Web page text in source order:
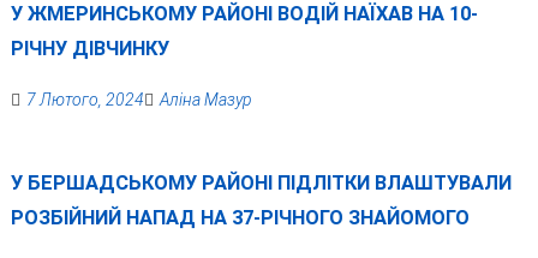
У ЖМЕРИНСЬКОМУ РАЙОНІ ВОДІЙ НАЇХАВ НА 10-
РІЧНУ ДІВЧИНКУ
7 Лютого, 2024 Аліна Мазур
У БЕРШАДСЬКОМУ РАЙОНІ ПІДЛІТКИ ВЛАШТУВАЛИ
РОЗБІЙНИЙ НАПАД НА 37-РІЧНОГО ЗНАЙОМОГО